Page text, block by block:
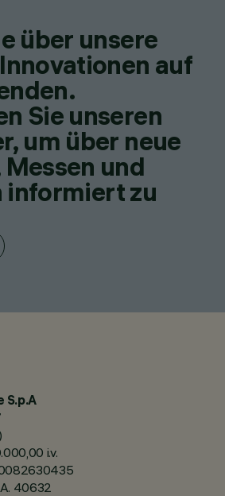
über unsere
auf
Sie unseren
um über neue
und
informiert zu
S.p.A
i.v.
40632